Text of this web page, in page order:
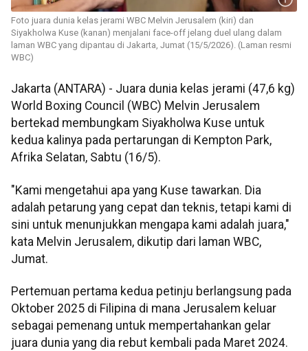
Foto juara dunia kelas jerami WBC Melvin Jerusalem (kiri) dan
Siyakholwa Kuse (kanan) menjalani face-off jelang duel ulang dalam
laman WBC yang dipantau di Jakarta, Jumat (15/5/2026). (Laman resmi
WBC)
Jakarta (ANTARA) - Juara dunia kelas jerami (47,6 kg)
World Boxing Council (WBC) Melvin Jerusalem
bertekad membungkam Siyakholwa Kuse untuk
kedua kalinya pada pertarungan di Kempton Park,
Afrika Selatan, Sabtu (16/5).
"Kami mengetahui apa yang Kuse tawarkan. Dia
adalah petarung yang cepat dan teknis, tetapi kami di
sini untuk menunjukkan mengapa kami adalah juara,"
kata Melvin Jerusalem, dikutip dari laman WBC,
Jumat.
Pertemuan pertama kedua petinju berlangsung pada
Oktober 2025 di Filipina di mana Jerusalem keluar
sebagai pemenang untuk mempertahankan gelar
juara dunia yang dia rebut kembali pada Maret 2024.